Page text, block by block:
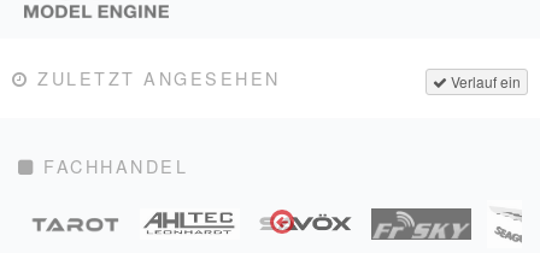
Verlauf ein
ZULETZT ANGESEHEN
FACHHANDEL